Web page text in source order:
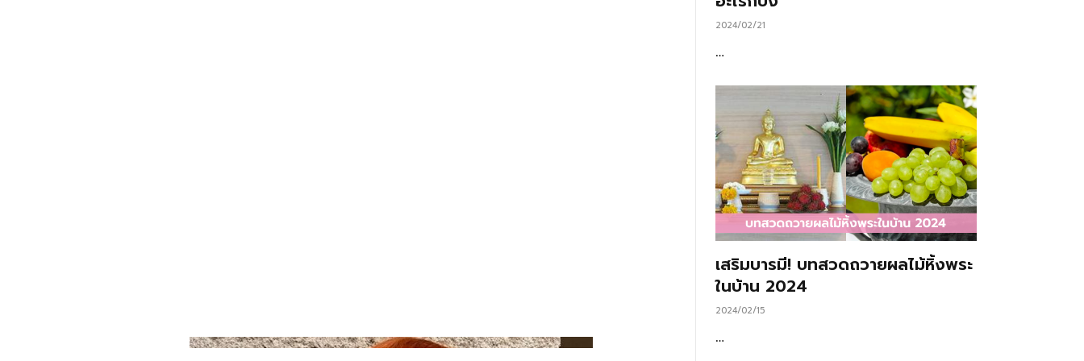
2024/02/21
…
เสริมบารมี! บทสวดถวายผลไม้หิ้งพระ
ในบ้าน 2024
2024/02/15
…